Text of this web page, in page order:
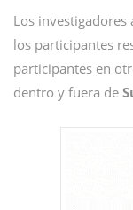
Los investigadores
los participantes
participantes en
dentro y fuera de